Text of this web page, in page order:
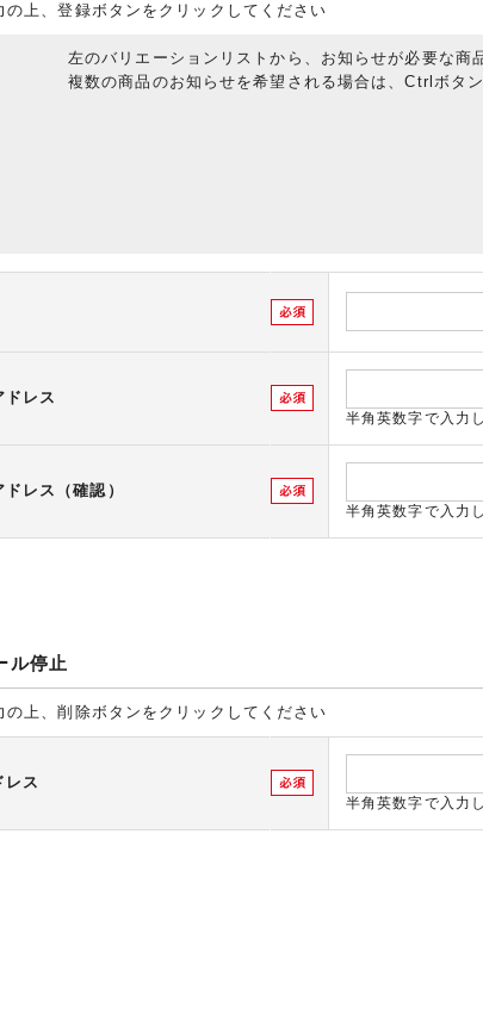
の上、登録ボタンをクリックしてください
左のバリエーションリストから、お知らせが必要な商
複数の商品のお知らせを希望される場合は、Ctrlボタ
ドレス
半角英数字で入力
レス（確認）
半角英数字で入力
ル停止
の上、削除ボタンをクリックしてください
レス
半角英数字で入力